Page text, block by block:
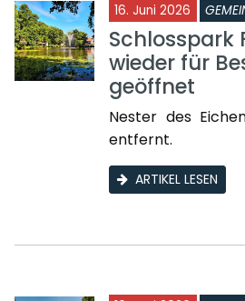
16. Juni 2026
Schlosspark
wieder für
geöffnet
Nester des
entfernt.
ARTIKEL LESEN